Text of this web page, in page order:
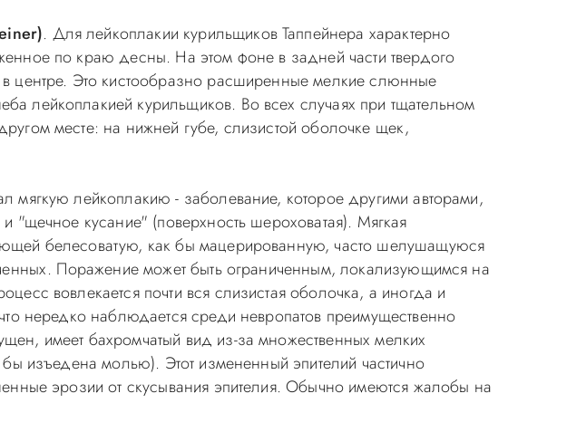
. Для лейкоплакии курильщиков Таппейнера характерно
по краю десны. На этом фоне в задней части твердого
центре. Это кистообразно расширенные мелкие слюнные
лейкоплакией курильщиков. Во всех случаях при тщательном
месте: на нижней губе, слизистой оболочке щек,
мягкую лейкоплакию - заболевание, которое другими авторами,
"щечное кусание" (поверхность шероховатая). Мягкая
белесоватую, как бы мацерированную, часто шелушащуюся
Поражение может быть ограниченным, локализующимся на
вовлекается почти вся слизистая оболочка, а иногда и
нередко наблюдается среди невропатов преимущественно
имеет бахромчатый вид из-за множественных мелких
изъедена молью). Этот измененный эпителий частично
эрозии от скусывания эпителия. Обычно имеются жалобы на